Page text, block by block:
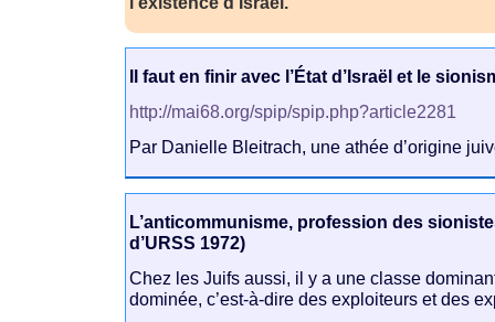
Il faut en finir avec l’État d’Israël et le
http://mai68.org/spip/spip.php?article2281
Par Danielle Bleitrach, une athée d’origine
L’anticommunisme, profession des
d’URSS 1972)
Chez les Juifs aussi, il y a une classe
dominée, c’est-à-dire des exploiteurs et des